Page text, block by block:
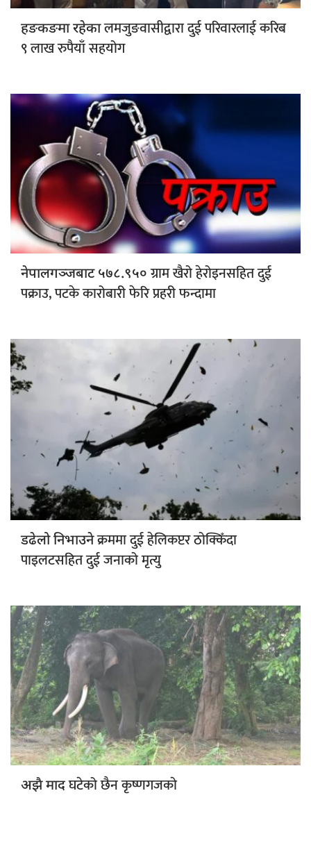
हङकङमा रहेकालमजुङवासीद्वारा दुई परिवारलाई करिब
९ लाख रुपैयाँ सहयोग
नेपालगञ्जबाट ५७८.९५०ग्राम खैरो हेरोइनसहित दुई
पक्राउ, पटके कारोबारी फेरि प्रहरी फन्दामा
डढेलो निभाउनेक्रममा दुई हेलिकप्टर ठोक्किँदा
पाइलटसहित दुई जनाको मृत्यु
अझै मादघटेको छैन कृष्णगजकाे